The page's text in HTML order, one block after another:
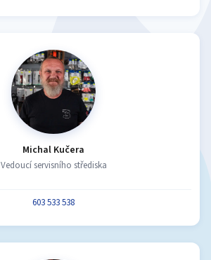
Michal Kučera
Vedoucí servisního střediska
603 533 538